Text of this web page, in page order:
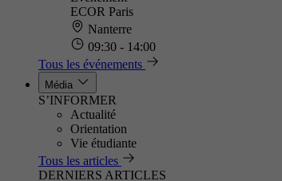
ECOR Paris
Nanterre
09:30 - 14:00
Tous les événements
Média
S’INFORMER
Actualité
Orientation
Vie étudiante
Tous les articles
DERNIERS ARTICLES